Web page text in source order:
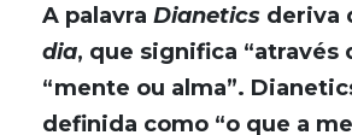
A palavra Dianetics deriva
dia, que significa “através
“mente ou alma”.
definida como “o que a